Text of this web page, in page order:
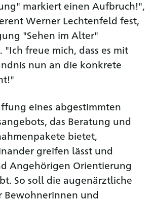
markiert einen Aufbruch!",
Werner Lechtenfeld fest,
"Sehen im Alter"
freue mich, dass es mit
nun an die konkrete
eines abgestimmten
das Beratung und
bietet,
greifen lässt und
Angehörigen Orientierung
So soll die augenärztliche
Bewohnerinnen und